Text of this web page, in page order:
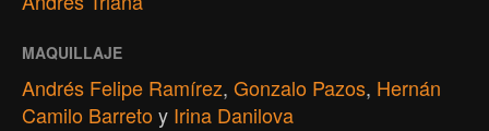
MAQUILLAJE
Andrés Felipe Ramírez, Gonzalo Pazos, Hernán
Camilo Barretoy Irina Danilova